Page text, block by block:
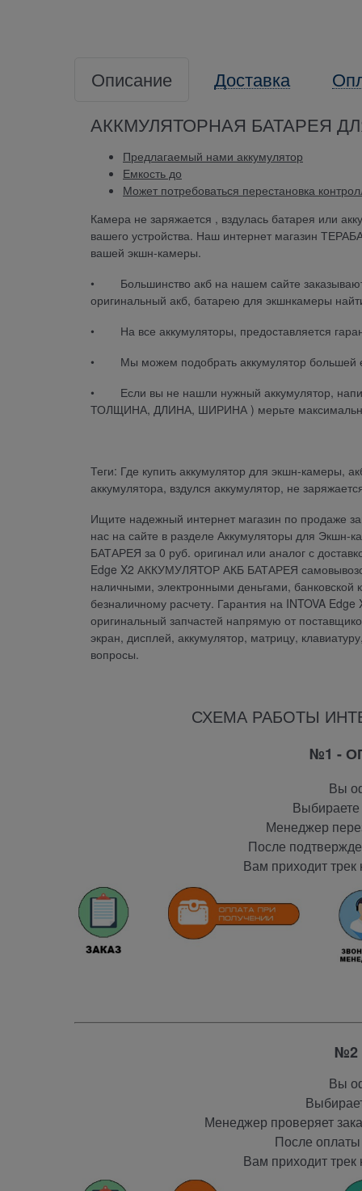
Описание Доставка
АККМУЛЯТОРНАЯ БАТАРЕЯ
Предлагаемый нами аккумулятор
Емкость до
Может потребоваться перестановка
Камера не заряжается , вздулась батарея или
вашего устройства. Наш интернет магазин
вашей экшн-камеры.
• Большинство акб на нашем сайте
оригинальный акб, батарею для экшнкамеры
• На все аккумуляторы, предоставляется
• Мы можем подобрать аккумулятор большей
• Если вы не нашли нужный аккумулятор,
ТОЛЩИНА, ДЛИНА, ШИРИНА ) мерьте
Теги: Где купить аккумулятор для экшн-камеры,
аккумулятора, вздулся аккумулятор, не
Ищите надежный интернет магазин по продаже
нас на сайте в разделе Аккумуляторы для
БАТАРЕЯ за 0 руб. оригинал или аналог с
Edge X2 АККУМУЛЯТОР АКБ БАТАРЕЯ
наличными, электронными деньгами,
безналичному расчету. Гарантия на INTOVA
оригинальный запчастей напрямую от
экран, дисплей, аккумулятор, матрицу,
вопросы.
СХЕМА РАБОТЫ
№1 -
Вы
Менеджер
После
Вам приходит
№2
Вы
Менеджер проверяет
После
Вам приходит